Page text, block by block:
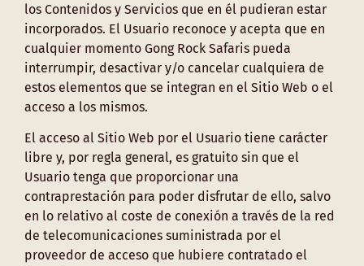
los Contenidos y Servicios que en él pudieran estar
incorporados. El Usuario reconoce y acepta que en
cualquier momento Gong Rock Safaris pueda
interrumpir, desactivar y/o cancelar cualquiera de
estos elementos que se integran en el Sitio Web o el
acceso a los mismos.
El acceso al Sitio Web por el Usuario tiene carácter
libre y, por regla general, es gratuito sin que el
Usuario tenga que proporcionar una
contraprestación para poder disfrutar de ello, salvo
en lo relativo al coste de conexión a través de la red
de telecomunicaciones suministrada por el
proveedor de acceso que hubiere contratado el